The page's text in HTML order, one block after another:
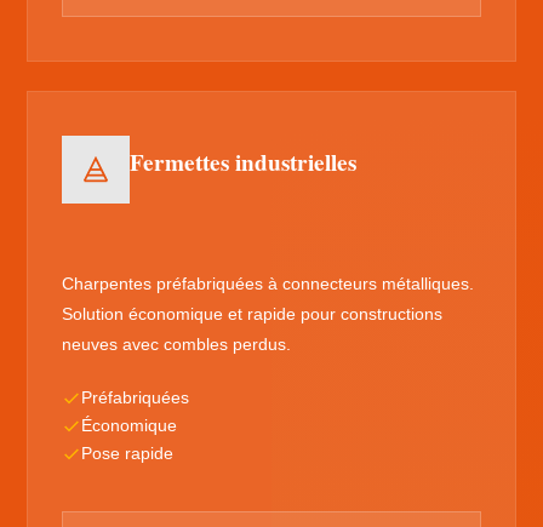
Fermettes industrielles
Charpentes préfabriquées à connecteurs métalliques.
Solution économique et rapide pour constructions
neuves avec combles perdus.
Préfabriquées
Économique
Pose rapide